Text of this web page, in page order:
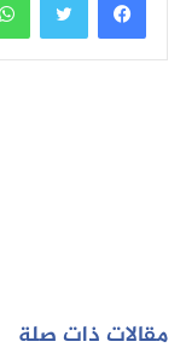
مقالات ذات صلة